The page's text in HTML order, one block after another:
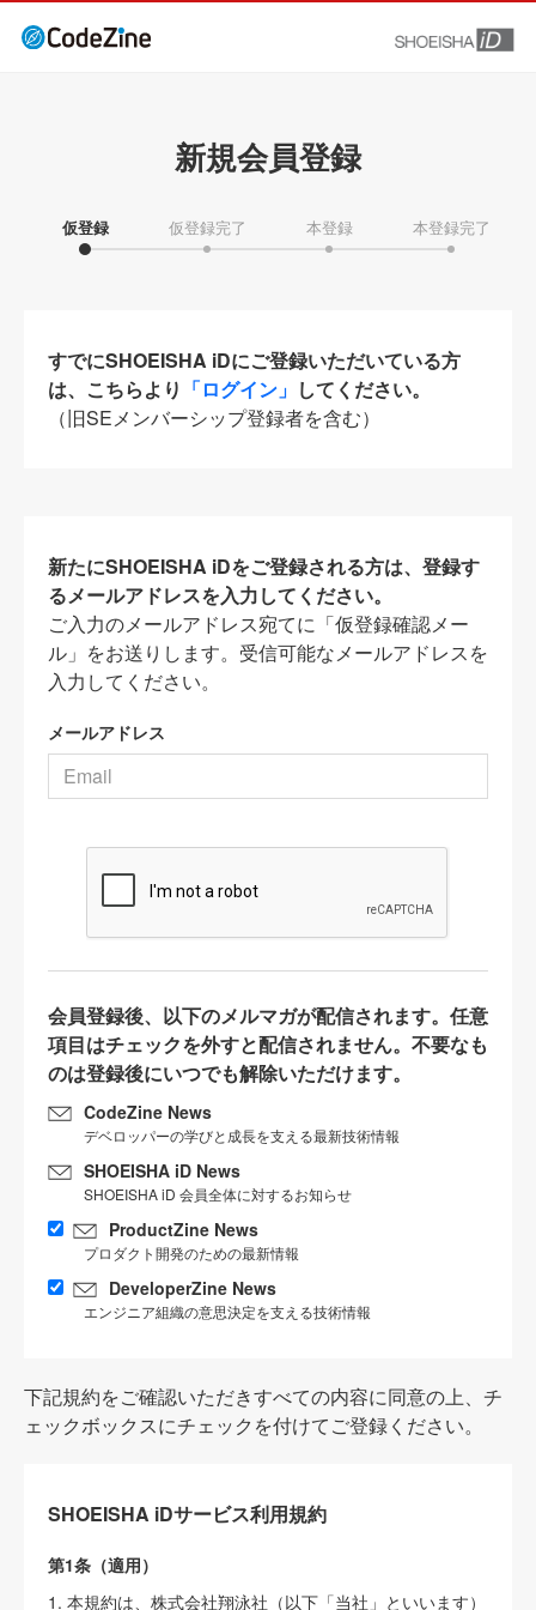
新規会員登録
仮登録 仮登録完了 本登録 本登録完了
すでにSHOEISHA iDにご登録いただいている方
は、こちらより 「ログイン」 してください。
（旧SEメンバーシップ登録者を含む）
新たにSHOEISHA iDをご登録される方は、登録す
るメールアドレスを入力してください。
ご入力のメールアドレス宛てに「仮登録確認メー
ル」をお送りします。受信可能なメールアドレスを
入力してください。
メールアドレス
会員登録後、以下のメルマガが配信されます。任意
項目はチェックを外すと配信されません。不要なも
のは登録後にいつでも解除いただけます。
CodeZine News
デベロッパーの学びと成長を支える最新技術情報
SHOEISHA iD News
SHOEISHA iD 会員全体に対するお知らせ
ProductZine News
プロダクト開発のための最新情報
DeveloperZine News
エンジニア組織の意思決定を支える技術情報
下記規約をご確認いただきすべての内容に同意の上、チ
ェックボックスにチェックを付けてご登録ください。
SHOEISHA iDサービス利用規約
第1条（適用）
1. 本規約は、株式会社翔泳社（以下「当社」といいます）